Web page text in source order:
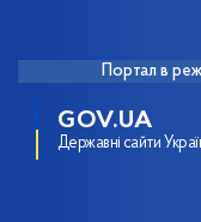
Портал в
GOV.UA
Державні сайти